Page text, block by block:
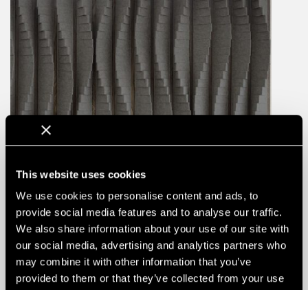
This website uses cookies
We use cookies to personalise content and ads, to
provide social media features and to analyse our traffic.
We also share information about your use of our site with
our social media, advertising and analytics partners who
may combine it with other information that you’ve
provided to them or that they’ve collected from your use